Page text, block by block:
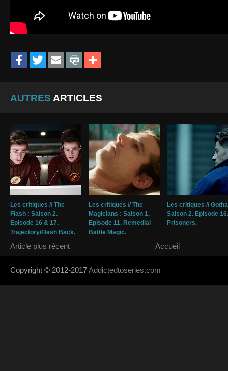
AUTRES ARTICLES
Les critiques // The
Flash : Saison 2.
Episode 16 & 17.
Trajectory/Flash Back.
Les critiques // The
Magicians : Saison 1.
Episode 11. Remedial
Battle Magic.
Les critiques //
Saison 2. Episode 16.
Prisoners.
Article plus récent Accueil
Copyright © 2012-2017Addictedtoseries.com